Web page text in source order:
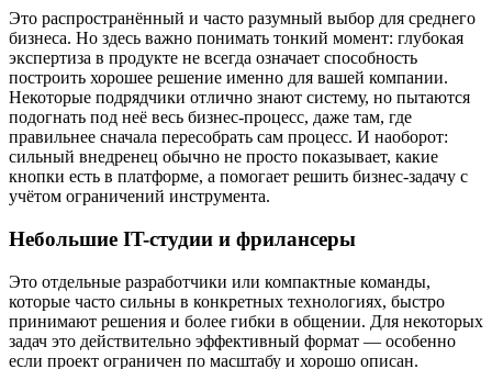
Это распространённый и часто разумный выбор для среднего
бизнеса. Но здесь важно понимать тонкий момент: глубокая
экспертиза в продукте не всегда означает способность
построить хорошее решение именно для вашей компании.
Некоторые подрядчики отлично знают систему, но пытаются
подогнать под неё весь бизнес-процесс, даже там, где
правильнее сначала пересобрать сам процесс. И наоборот:
сильный внедренец обычно не просто показывает, какие
кнопки есть в платформе, а помогает решить бизнес-задачу с
учётом ограничений инструмента.
Небольшие IT-студии и фрилансеры
Это отдельные разработчики или компактные команды,
которые часто сильны в конкретных технологиях, быстро
принимают решения и более гибки в общении. Для некоторых
задач это действительно эффективный формат — особенно
если проект ограничен по масштабу и хорошо описан.